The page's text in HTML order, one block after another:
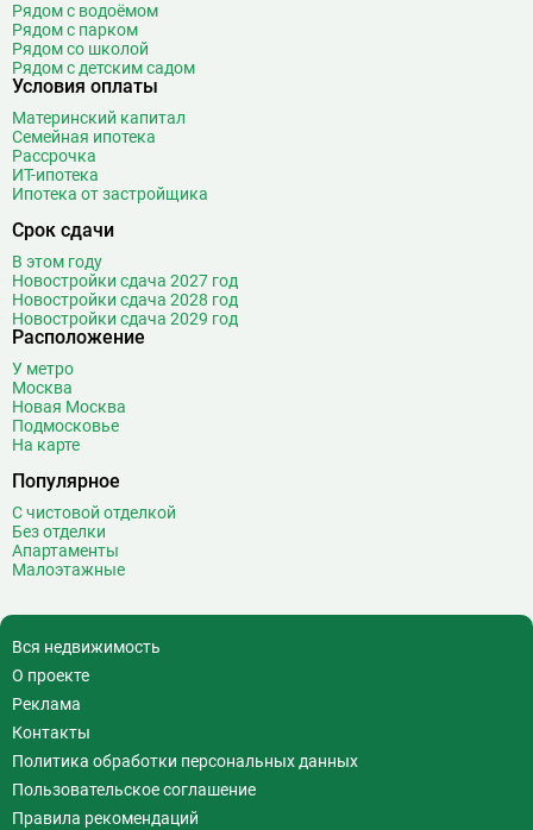
Рядом с водоёмом
Рядом с парком
Рядом со школой
Рядом с детским садом
Условия оплаты
Материнский капитал
Семейная ипотека
Рассрочка
ИТ-ипотека
Ипотека от застройщика
Срок сдачи
В этом году
Новостройки сдача 2027 год
Новостройки сдача 2028 год
Новостройки сдача 2029 год
Расположение
У метро
Москва
Новая Москва
Подмосковье
На карте
Популярное
С чистовой отделкой
Без отделки
Апартаменты
Малоэтажные
Вся недвижимость
О проекте
Реклама
Контакты
Политика обработки персональных данных
Пользовательское соглашение
Правила рекомендаций